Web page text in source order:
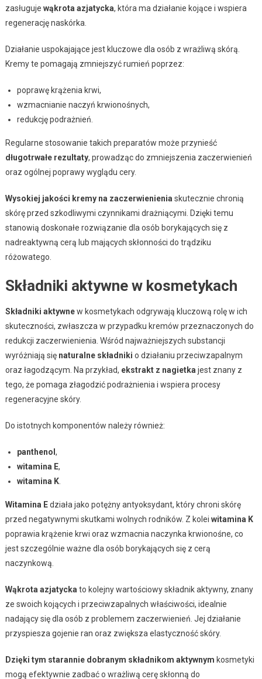
zasługuje wąkrota azjatycka, która ma działanie kojące i wspiera
regenerację naskórka.
Działanie uspokajające jest kluczowe dla osób z wrażliwą skórą.
Kremy te pomagają zmniejszyć rumień poprzez:
poprawę krążenia krwi,
wzmacnianie naczyń krwionośnych,
redukcję podrażnień.
Regularne stosowanie takich preparatów może przynieść
długotrwałe rezultaty, prowadząc do zmniejszenia zaczerwienień
oraz ogólnej poprawy wyglądu cery.
Wysokiej jakości kremy na zaczerwienienia skutecznie chronią
skórę przed szkodliwymi czynnikami drażniącymi. Dzięki temu
stanowią doskonałe rozwiązanie dla osób borykających się z
nadreaktywną cerą lub mających skłonności do trądziku
różowatego.
Składniki aktywne w kosmetykach
Składniki aktywnew kosmetykach odgrywają kluczową rolę w ich
skuteczności, zwłaszcza w przypadku kremów przeznaczonych do
redukcji zaczerwienienia. Wśród najważniejszych substancji
wyróżniają się naturalne składniki o działaniu przeciwzapalnym
oraz łagodzącym. Na przykład, ekstrakt z nagietka jest znany z
tego, że pomaga złagodzić podrażnienia i wspiera procesy
regeneracyjne skóry.
Do istotnych komponentów należy również:
panthenol ,
witamina E,
witamina K.
Witamina Edziała jako potężny antyoksydant, który chroni skórę
przed negatywnymi skutkami wolnych rodników. Z kolei witamina K
poprawia krążenie krwi oraz wzmacnia naczynka krwionośne, co
jest szczególnie ważne dla osób borykających się z cerą
naczynkową.
Wąkrota azjatycka to kolejny wartościowy składnik aktywny, znany
ze swoich kojących i przeciwzapalnych właściwości, idealnie
nadający się dla osób z problemem zaczerwienień. Jej działanie
przyspiesza gojenie ran oraz zwiększa elastyczność skóry.
Dzięki tym starannie dobranym składnikom aktywnym kosmetyki
mogą efektywnie zadbać o wrażliwą cerę skłonną do